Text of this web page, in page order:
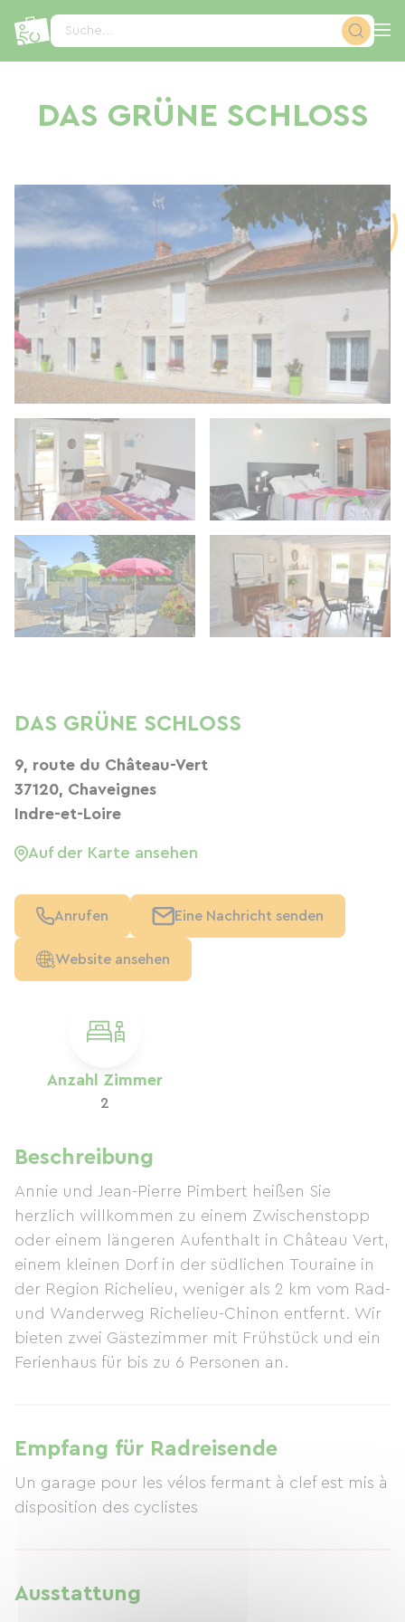
Suche...
DAS GRÜNE SCHLOSS
Anzahl Zimmer
2
Beschreibung
Annie und Jean-Pierre Pimbert heißen Sie
herzlich willkommen zu einem Zwischenstopp
oder einem längeren Aufenthalt in Château Vert,
einem kleinen Dorf in der südlichen Touraine in
der Region Richelieu, weniger als 2 km vom Rad-
und Wanderweg Richelieu-Chinon entfernt. Wir
bieten zwei Gästezimmer mit Frühstück und ein
Ferienhaus für bis zu 6 Personen an.
Empfang für Radreisende
Un garage pour les vélos fermant à clef est mis à
disposition des cyclistes
Ausstattung
DAS GRÜNE SCHLOSS
9, route du Château-Vert
37120, Chaveignes
Indre-et-Loire
Auf der Karte ansehen
Anrufen Eine Nachricht senden
Website ansehen
Cookie-Einstellungen